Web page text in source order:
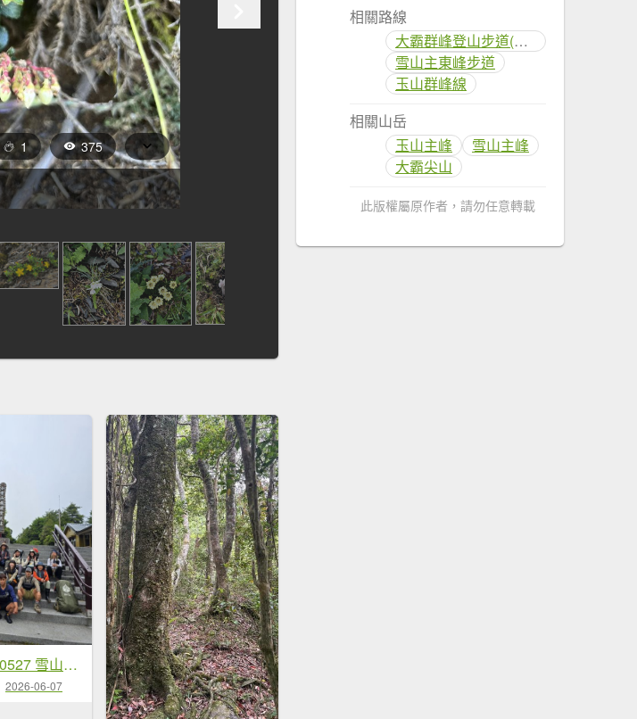
1 375
20260522-0527 雪山西稜逆行
2026-06-07
相關路線
大霸群峰登山步道(大鹿林道線)
雪山主東峰步道
玉山群峰線
相關山岳
玉山主峰
雪山主峰
大霸尖山
此版權屬原作者，請勿任意轉載